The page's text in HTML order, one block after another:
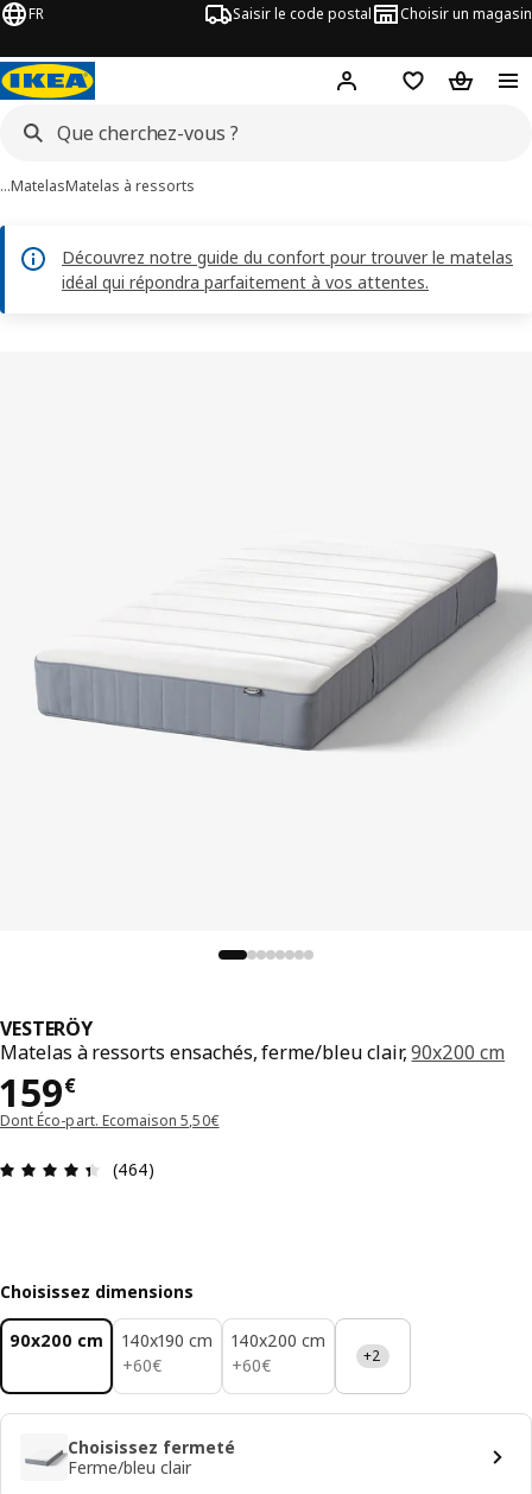
FR Saisir le code postal Choisir un magasin
Mon compteFavorisPanier
…MatelasMatelas à ressorts
Découvrez notre guide du confort pour trouver le matelas
idéal qui répondra parfaitement à vos attentes.
VESTERÖY
Matelas à ressorts ensachés, ferme/bleu clair,90x200 cm
159€
Prix 159€
Dont Éco-part. Ecomaison 5,50€
Avis: 4.4 sur 5 étoiles Nombre total d'avis: 464
(464)
Choisissez dimensions
90x200 cm
140x190 cm
+60€
60€
140x200 cm
+60€
60€ +2
Choisissez fermeté
Ferme/bleu clair